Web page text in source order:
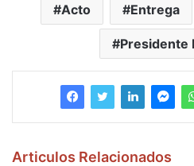
Acto Entrega
Presidente
Articulos Relacionados